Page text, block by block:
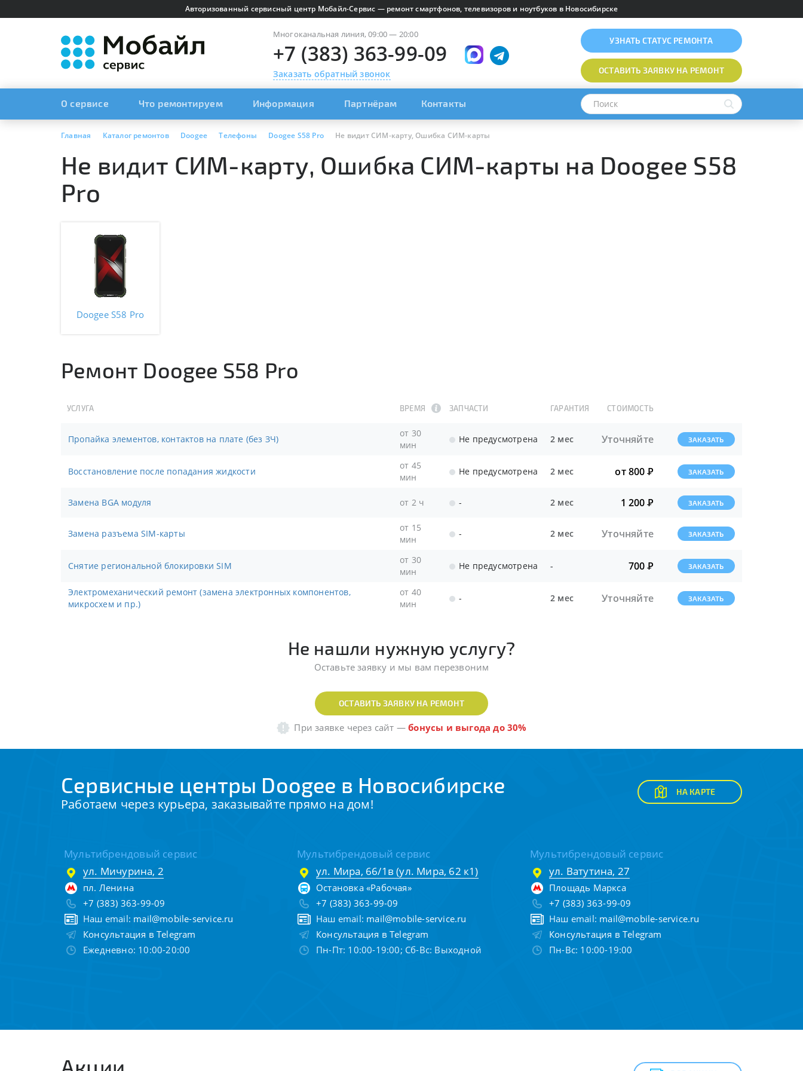
Авторизованный сервисный центр Мобайл-Сервис — ремонт смартфонов, телевизоров и ноутбуков в Новосибирске
Многоканальная линия, 09:00 — 20:00
+7 (383) 363-99-09
Заказать обратный звонок
УЗНАТЬ СТАТУС РЕМОНТА
ОСТАВИТЬ ЗАЯВКУНА РЕМОНТ
О сервисе Что ремонтируем Информация Партнёрам Контакты
Главная Каталог ремонтов Doogee Телефоны Doogee S58 Pro Не видит СИМ-карту, Ошибка СИМ-карты
Не видит СИМ-карту, Ошибка СИМ-карты на Doogee S58
Pro
Doogee S58 Pro
Ремонт Doogee S58 Pro
УСЛУГА ВРЕМЯ ЗАПЧАСТИ ГАРАНТИЯ СТОИМОСТЬ
Пропайка элементов, контактов на плате (без ЗЧ)
от 30
мин
Не предусмотрена 2 мес Уточняйте ЗАКАЗАТЬ
Восстановление после попадания жидкости
от 45
мин
Не предусмотрена 2 мес от 800Р ЗАКАЗАТЬ
Замена BGA модуля от 2 ч - 2 мес 1 200Р ЗАКАЗАТЬ
Замена разъема SIM-карты
от 15
мин
- 2 мес Уточняйте ЗАКАЗАТЬ
Снятие региональной блокировки SIM
от 30
мин
Не предусмотрена - 700Р ЗАКАЗАТЬ
Электромеханический ремонт (замена электронных компонентов,
микросхем и пр.)
от 40
мин
- 2 мес Уточняйте ЗАКАЗАТЬ
Не нашли нужную услугу?
Оставьте заявку и мы вам перезвоним
ОСТАВИТЬ ЗАЯВКУ НА РЕМОНТ
При заявке через сайт —бонусы и выгода до 30%
Сервисные центры Doogee в Новосибирске
Работаем через курьера, заказывайте прямо на дом!
НА КАРТЕ
Мультибрендовый сервис
ул. Мичурина, 2
пл. Ленина
+7 (383) 363-99-09
Наш email: mail@mobile-service.ru
Консультация в Telegram
Ежедневно: 10:00-20:00
Мультибрендовый сервис
ул. Мира, 66/1в (ул. Мира, 62 к1)
Остановка «Рабочая»
+7 (383) 363-99-09
Наш email: mail@mobile-service.ru
Консультация в Telegram
Пн-Пт: 10:00-19:00; Сб-Вс: Выходной
Мультибрендовый сервис
ул. Ватутина, 27
Площадь Маркса
+7 (383) 363-99-09
Наш email: mail@mobile-service.ru
Консультация в Telegram
Пн-Вс: 10:00-19:00